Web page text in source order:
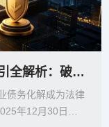
2026企业化债与庭外重组操作指引全解析：破产清算、重整、和解路径怎么选？
债务化解成为法律
年12月30日通